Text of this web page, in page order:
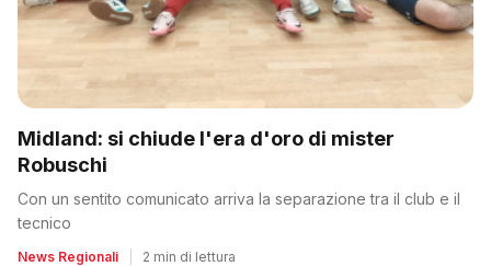
Midland: si chiude l'era d'oro di mister
Robuschi
Con un sentito comunicato arriva la separazione tra il club e il
tecnico
News Regionali 2 min di lettura